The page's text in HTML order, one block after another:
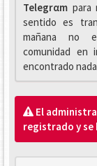
Telegrαm para
sentido es
mañana no
comunidad en
encontrado
El
registrado y se